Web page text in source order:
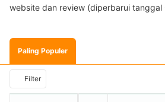
website dan review (diperbarui tanggal
Paling Populer
Filter